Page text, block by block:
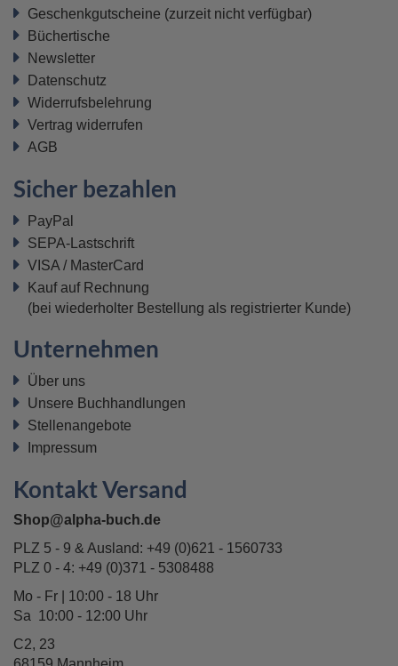
Geschenkgutscheine (zurzeit nicht verfügbar)
Büchertische
Newsletter
Datenschutz
Widerrufsbelehrung
Vertrag widerrufen
AGB
Sicher bezahlen
PayPal
SEPA-Lastschrift
VISA / MasterCard
Kauf auf Rechnung
(bei wiederholter Bestellung als registrierter Kunde)
Unternehmen
Über uns
Unsere Buchhandlungen
Stellenangebote
Impressum
Kontakt Versand
Shop@alpha-buch.de
PLZ 5 - 9 & Ausland: +49 (0)621 - 1560733
PLZ 0 - 4: +49 (0)371 - 5308488
Mo - Fr | 10:00 - 18 Uhr
Sa 10:00 - 12:00 Uhr
C2, 23